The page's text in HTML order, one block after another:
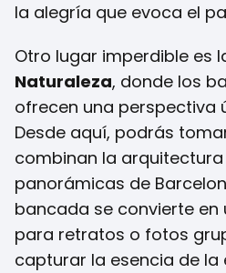
la alegría que evoca el
Otro lugar imperdible es
Naturaleza, donde los
ofrecen una perspectiva
Desde aquí, podrás
combinan la
panorámicas de
bancada se convierte
para retratos o fotos
capturar la esencia de la